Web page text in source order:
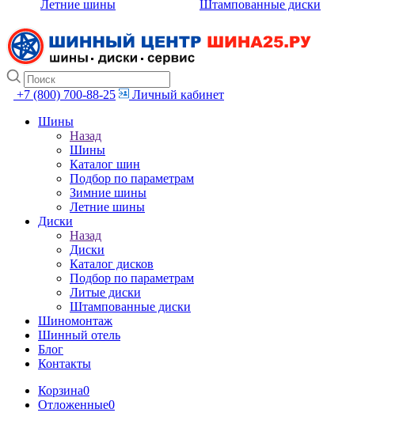
Летние шины
Штампованные диски
+7 (800) 700-88-25
Личный кабинет
Шины
Назад
Шины
Каталог шин
Подбор по параметрам
Зимние шины
Летние шины
Диски
Назад
Диски
Каталог дисков
Подбор по параметрам
Литые диски
Штампованные диски
Шиномонтаж
Шинный отель
Блог
Контакты
Корзина0
Отложенные0